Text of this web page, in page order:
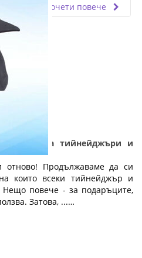
Прочети повече
за тийнейджъри и
отново! Продължаваме да си
които всеки тийнейджър и
Нещо повече - за подаръците,
Затова, ...…